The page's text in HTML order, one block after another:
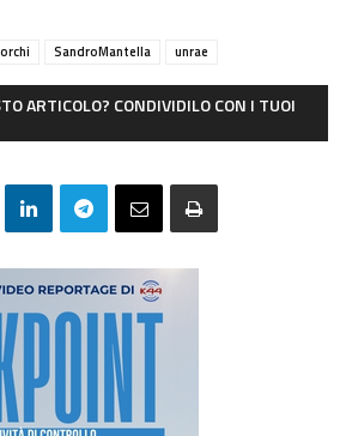
SandroMantella unrae
ARTICOLO? CONDIVIDILO CON I TUOI